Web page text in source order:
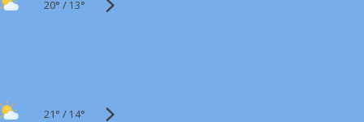
20° / 13°
21° / 14°